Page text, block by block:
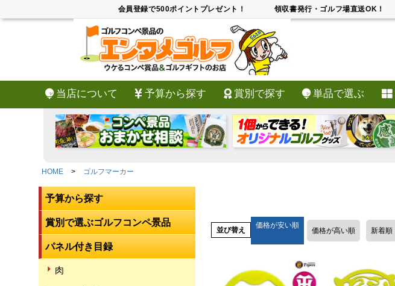
会員登録で500ポイントプレゼント！ 領収書発行・ゴルフ場直送OK！
当店について 予算から探す 賞別で探す 単品で選ぶ
HOME ゴルフマーカー
予算から探す
賞別で選ぶゴルフコンペ景品
パネル付き目録
肉
並び替え
価格が安い順
価格が高い順 新着順